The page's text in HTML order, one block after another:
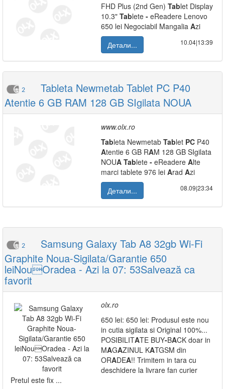
FHD Plus (2nd Gen) Tablet Display
10.3" Tablete - eReadere Lenovo
650 lei Negociabil Mangalia Azi
Детали...
10.04|13:39
2
Tableta Newmetab Tablet PC P40
Atentie 6 GB RAM 128 GB SIgilata NOUA
www.olx.ro
Tableta Newmetab Tablet PC P40
Atentie 6 GB RAM 128 GB SIgilata
NOUA Tablete - eReadere Alte
marci tablete 976 lei Arad Azi
Детали...
08.09|23:34
2
Samsung Galaxy Tab A8 32gb Wi-Fi
Graphite Noua-Sigilata/Garantie 650
leiNouOradea - Azi la 07: 53Salvează ca
favorit
olx.ro
650 lei: 650 lei: Produsul este nou
in cutia sigilata si Original 100%...
POSIBILITATE BUY-BACK doar in
MAGAZINUL KATGSM din
ORADEA!! Trimitem in tara cu
deschidere la livrare fan curier
Pretul este fix ...